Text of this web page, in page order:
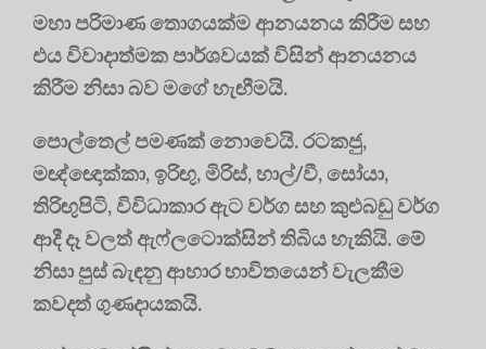
මහා පරිමාණ තොගයක්ම ආනයනය කිරීම සහ
එය විවාදාත්මක පාර්ශවයක් විසින් ආනයනය
කිරීම නිසා බව මගේ හැඟීමයි.
පොල්තෙල් පමණක් නොවෙයි. රටකජු,
මඥ්ඥොක්කා, ඉරිඟු, මිරිස්, හාල්/වී, සෝයා,
තිරිඟුපිටි, විවිධාකාර ඇට වර්ග සහ කුළුබඩු වර්ග
ආදී දෑ වලත් ඇෆ්ලටොක්සින් තිබිය හැකියි. මේ
නිසා පුස් බැඳනු ආහාර භාවිතයෙන් වැලකීම
කවදත් ගුණදායකයි.